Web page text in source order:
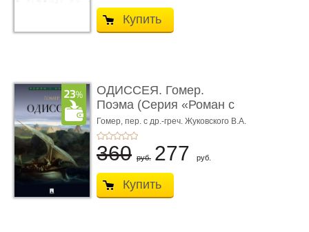
Купить
ОДИССЕЯ. Гомер.
Поэма (Серия «Роман с
книгой»)
Гомер, пер. с др.-греч. Жуковского В.А.
360 руб. 277 руб.
Купить